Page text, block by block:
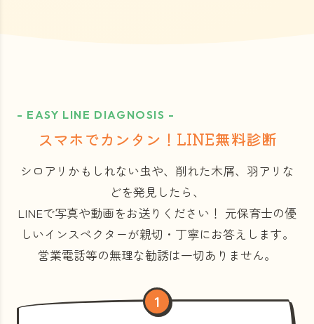
- EASY LINE DIAGNOSIS -
スマホでカンタン！LINE無料診断
シロアリかもしれない虫や、削れた木屑、羽アリな
どを発見したら、
LINEで写真や動画をお送りください！ 元保育士の優
しいインスペクターが親切・丁寧にお答えします。
営業電話等の無理な勧誘は一切ありません。
1